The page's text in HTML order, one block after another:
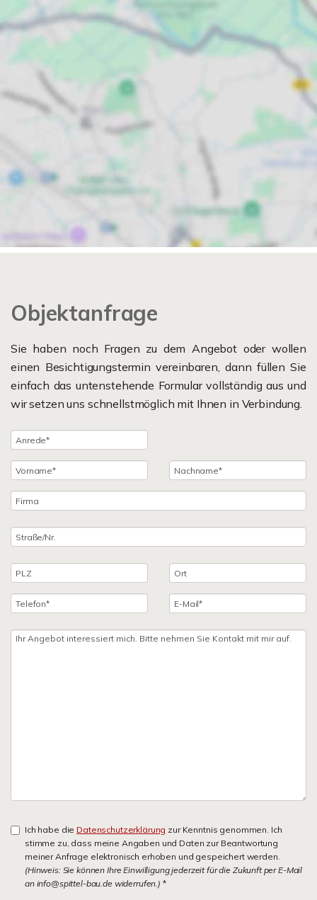
Objektanfrage
Sie haben noch Fragen zu dem Angebot oder wollen
einen Besichtigungstermin vereinbaren, dann füllen Sie
einfach das untenstehende Formular vollständig aus und
wir setzen uns schnellstmöglich mit Ihnen in Verbindung.
Ich habe die Datenschutzerklärung zur Kenntnis genommen. Ich
stimme zu, dass meine Angaben und Daten zur Beantwortung
meiner Anfrage elektronisch erhoben und gespeichert werden.
(Hinweis: Sie können Ihre Einwilligung jederzeit für die Zukunft per E-Mail
an info@spittel-bau.de widerrufen.) *